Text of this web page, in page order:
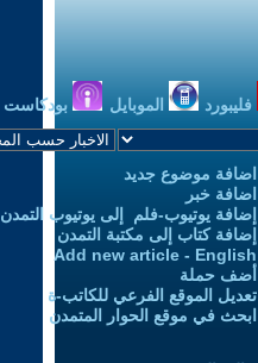
فليبورد الموبايل بودكاست
اضافة موضوع جديد
اضافة خبر
إضافة يوتيوب-فلم إلى يوتيوب التمدن
إضافة كتاب إلى مكتبة التمدن
Add new article - English
أضف حملة
تعديل الموقع الفرعي للكاتب-ة
ابحث في موقع الحوار المتمدن